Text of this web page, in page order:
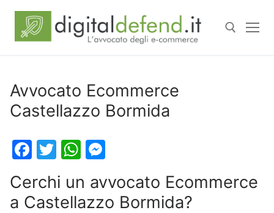
Avvocato Ecommerce
Castellazzo Bormida
Facebook
TwitterWhatsApp
Cerchi un avvocato Ecommerce
a Castellazzo Bormida?